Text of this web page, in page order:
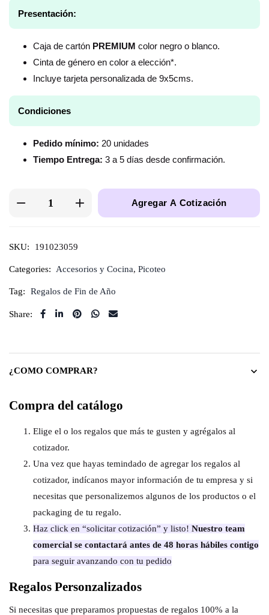
Presentación:
Caja de cartón PREMIUM color negro o blanco.
Cinta de género en color a elección*.
Incluye tarjeta personalizada de 9x5cms.
Condiciones
Pedido mínimo: 20 unidades
Tiempo Entrega: 3 a 5 días desde confirmación.
Agregar A Cotización
SKU: 191023059
Categories: Accesorios y Cocina, Picoteo
Tag: Regalos de Fin de Año
Share:
¿COMO COMPRAR?
Compra del catálogo
Elige el o los regalos que más te gusten y agrégalos al
cotizador.
Una vez que hayas temindado de agregar los regalos al
cotizador, indícanos mayor información de tu empresa y si
necesitas que personalizemos algunos de los productos o el
packaging de tu regalo.
Haz click en “solicitar cotización” y listo! Nuestro team
comercial se contactará antes de 48 horas hábiles contigo
para seguir avanzando con tu pedido
Regalos Personzalizados
Si necesitas que preparamos propuestas de regalos 100% a la